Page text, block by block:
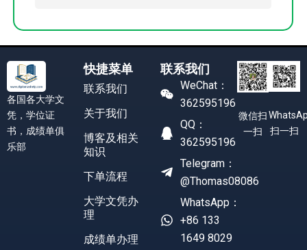
各国各大学文
凭，学位证
书，成绩单俱
乐部
快捷菜单
联系我们
关于我们
博客及相关
知识
下单流程
大学文凭办
理
成绩单办理
联系我们
WeChat：
362595196
QQ：
362595196
Telegram：
@Thomas08086
WhatsApp：
+86 133
1649 8029
微信扫
一扫
扫一扫